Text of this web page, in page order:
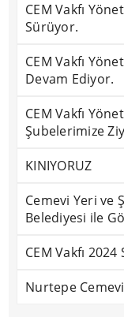
CEM Vakfı
Sürüyor.
CEM Vakfı
Devam Ediyor.
CEM Vakfı
Şubelerimize
KINIYORUZ
Cemevi Yeri ve
Belediyesi ile
CEM Vakfı
Nurtepe